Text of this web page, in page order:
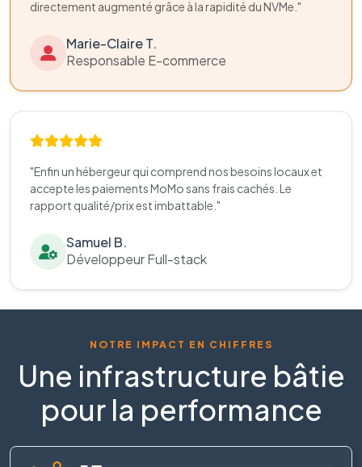
directement augmenté grâce à la rapidité du NVMe."
Marie-Claire T.
Responsable E-commerce
"Enfin un hébergeur qui comprend nos besoins locaux et
accepte les paiements MoMo sans frais cachés. Le
rapport qualité/prix est imbattable."
Samuel B.
Développeur Full-stack
NOTRE IMPACT EN CHIFFRES
Une infrastructure bâtie
pour la performance